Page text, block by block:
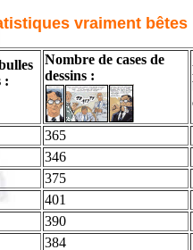
vraiment bêtes
:
Nombre de cases de
dessins :
365
346
375
401
390
384